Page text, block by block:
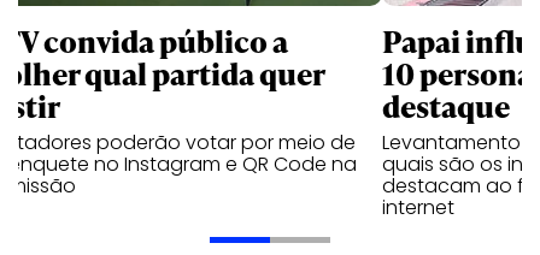
TV convida público a
qual partida quer
poderão votar por meio de
enquete no Instagram e QR Code na
Papai
10
destaque
Levantamento
quais são os
destacam ao
internet